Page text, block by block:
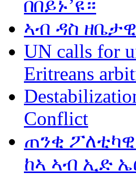
በበይኑ’ዩ።
ኣብ ዳስ
UN calls for
Eritreans
Conflict
ጠንቂ
ከኣ ኣብ ኢድ